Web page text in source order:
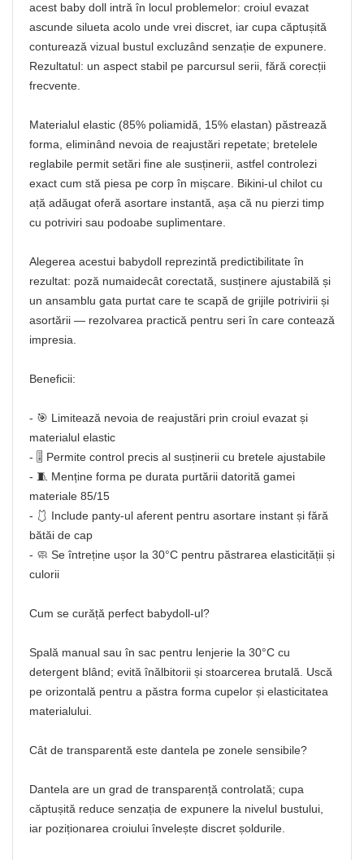
acest baby doll intră în locul problemelor: croiul evazat
ascunde silueta acolo unde vrei discret, iar cupa căptușită
conturează vizual bustul excluzând senzație de expunere.
Rezultatul: un aspect stabil pe parcursul serii, fără corecții
frecvente.
Materialul elastic (85% poliamidă, 15% elastan) păstrează
forma, eliminând nevoia de reajustări repetate; bretelele
reglabile permit setări fine ale susținerii, astfel controlezi
exact cum stă piesa pe corp în mișcare. Bikini-ul chilot cu
ață adăugat oferă asortare instantă, așa că nu pierzi timp
cu potriviri sau podoabe suplimentare.
Alegerea acestui babydoll reprezintă predictibilitate în
rezultat: poză numaidecât corectată, susținere ajustabilă și
un ansamblu gata purtat care te scapă de grijile potrivirii și
asortării — rezolvarea practică pentru seri în care contează
impresia.
Beneficii:
- 🎯 Limitează nevoia de reajustări prin croiul evazat și
materialul elastic
- 🎚️ Permite control precis al susținerii cu bretele ajustabile
- 🧵 Menține forma pe durata purtării datorită gamei
materiale 85/15
- 🩱 Include panty-ul aferent pentru asortare instant și fără
bătăi de cap
- 🧼 Se întreține ușor la 30°C pentru păstrarea elasticității și
culorii
Cum se curăță perfect babydoll-ul?
Spală manual sau în sac pentru lenjerie la 30°C cu
detergent blând; evită înălbitorii și stoarcerea brutală. Uscă
pe orizontală pentru a păstra forma cupelor și elasticitatea
materialului.
Cât de transparentă este dantela pe zonele sensibile?
Dantela are un grad de transparență controlată; cupa
căptușită reduce senzația de expunere la nivelul bustului,
iar poziționarea croiului învelește discret șoldurile.